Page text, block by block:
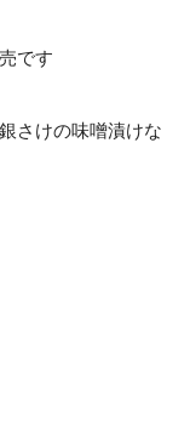
です
さけの味噌漬けな